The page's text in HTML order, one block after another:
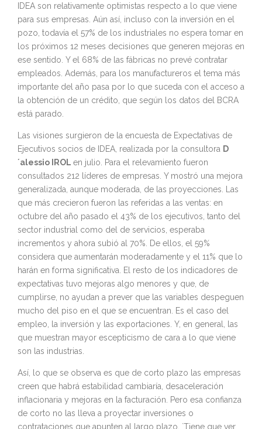
IDEA son relativamente optimistas respecto a lo que viene
para sus empresas. Aún así, incluso con la inversión en el
pozo, todavía el 57% de los industriales no espera tomar en
los próximos 12 meses decisiones que generen mejoras en
ese sentido. Y el 68% de las fábricas no prevé contratar
empleados. Además, para los manufactureros el tema más
importante del año pasa por lo que suceda con el acceso a
la obtención de un crédito, que según los datos del BCRA
está parado.
Las visiones surgieron de la encuesta de Expectativas de
Ejecutivos socios de IDEA, realizada por la consultora D
´alessio IROL en julio. Para el relevamiento fueron
consultados 212 líderes de empresas. Y mostró una mejora
generalizada, aunque moderada, de las proyecciones. Las
que más crecieron fueron las referidas a las ventas: en
octubre del año pasado el 43% de los ejecutivos, tanto del
sector industrial como del de servicios, esperaba
incrementos y ahora subió al 70%. De ellos, el 59%
considera que aumentarán moderadamente y el 11% que lo
harán en forma significativa. El resto de los indicadores de
expectativas tuvo mejoras algo menores y que, de
cumplirse, no ayudan a prever que las variables despeguen
mucho del piso en el que se encuentran. Es el caso del
empleo, la inversión y las exportaciones. Y, en general, las
que muestran mayor escepticismo de cara a lo que viene
son las industrias.
Así, lo que se observa es que de corto plazo las empresas
creen que habrá estabilidad cambiaría, desaceleración
inflacionaria y mejoras en la facturación. Pero esa confianza
de corto no las lleva a proyectar inversiones o
contrataciones que apunten al largo plazo. `Tiene que ver